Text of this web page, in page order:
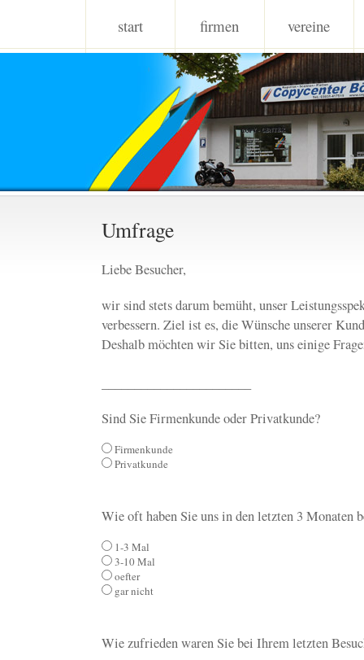
start firmen vereine
Umfrage
Liebe Besucher,
wir sind stets darum bemüht, unser
verbessern. Ziel ist es, die Wünsche unserer
Deshalb möchten wir Sie bitten, uns einige
Sind Sie Firmenkunde oder Privatkunde?
Firmenkunde
Privatkunde
Wie oft haben Sie uns in den letzten 3 Monaten
1-3 Mal
3-10 Mal
oefter
gar nicht
Wie zufrieden waren Sie bei Ihrem letzten